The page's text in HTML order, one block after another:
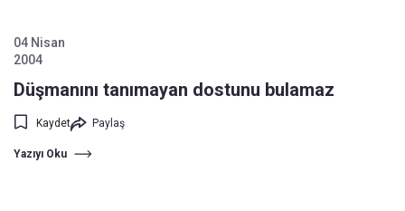
04 Nisan
2004
Düşmanını tanımayan dostunu bulamaz
Kaydet Paylaş
Yazıyı Oku